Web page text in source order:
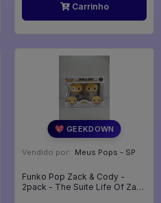
Carrinho
💖 GEEKDOWN
Vendido por: Meus Pops - SP
Funko Pop Zack & Cody -
2pack - The Suite Life Of Zack